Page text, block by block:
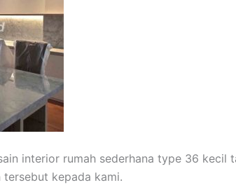
interior rumah sederhana type 36 kecil
kepada kami.